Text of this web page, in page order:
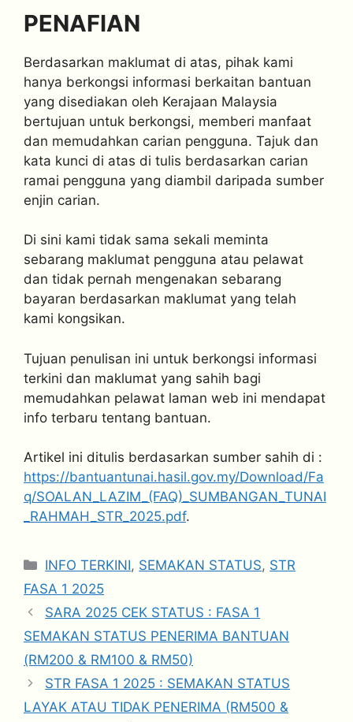
PENAFIAN
Berdasarkan maklumat di atas, pihak kami
hanya berkongsi informasi berkaitan bantuan
yang disediakan oleh Kerajaan Malaysia
bertujuan untuk berkongsi, memberi manfaat
dan memudahkan carian pengguna. Tajuk dan
kata kunci di atas di tulis berdasarkan carian
ramai pengguna yang diambil daripada sumber
enjin carian.
Di sini kami tidak sama sekali meminta
sebarang maklumat pengguna atau pelawat
dan tidak pernah mengenakan sebarang
bayaran berdasarkan maklumat yang telah
kami kongsikan.
Tujuan penulisan ini untuk berkongsi informasi
terkini dan maklumat yang sahih bagi
memudahkan pelawat laman web ini mendapat
info terbaru tentang bantuan.
Artikel ini ditulis berdasarkan sumber sahih di :
https://bantuantunai.hasil.gov.my/Download/Fa
q/SOALAN_LAZIM_(FAQ)_SUMBANGAN_TUNAI
_RAHMAH_STR_2025.pdf.
Categories
INFO TERKINI, SEMAKAN STATUS, STR
FASA 1 2025
SARA 2025 CEK STATUS : FASA 1
SEMAKAN STATUS PENERIMA BANTUAN
(RM200 & RM100 & RM50)
STR FASA 1 2025 : SEMAKAN STATUS
LAYAK ATAU TIDAK PENERIMA (RM500 &